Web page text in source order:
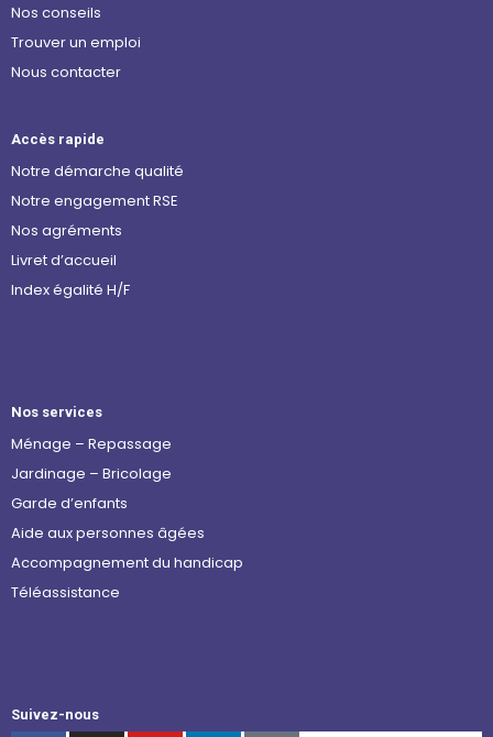
Nos conseils
Trouver un emploi
Nous contacter
Accès rapide
Notre démarche qualité
Notre engagement RSE
Nos agréments
Livret d’accueil
Index égalité H/F
Nos services
Ménage – Repassage
Jardinage – Bricolage
Garde d’enfants
Aide aux personnes âgées
Accompagnement du handicap
Téléassistance
Suivez-nous